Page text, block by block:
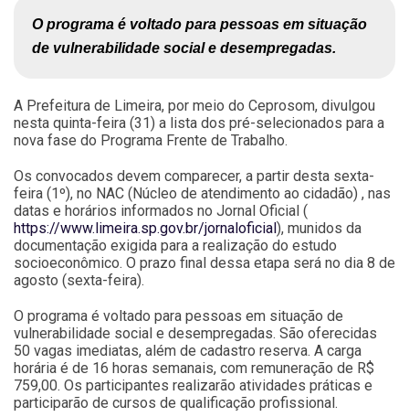
O programa é voltado para pessoas em situação
de vulnerabilidade social e desempregadas.
A Prefeitura de Limeira, por meio do Ceprosom, divulgou
nesta quinta-feira (31) a lista dos pré-selecionados para a
nova fase do Programa Frente de Trabalho.
Os convocados devem comparecer, a partir desta sexta-
feira (1º), no NAC (Núcleo de atendimento ao cidadão) , nas
datas e horários informados no Jornal Oficial (
https://www.limeira.sp.gov.br/jornaloficial), munidos da
documentação exigida para a realização do estudo
socioeconômico. O prazo final dessa etapa será no dia 8 de
agosto (sexta-feira).
O programa é voltado para pessoas em situação de
vulnerabilidade social e desempregadas. São oferecidas
50 vagas imediatas, além de cadastro reserva. A carga
horária é de 16 horas semanais, com remuneração de R$
759,00. Os participantes realizarão atividades práticas e
participarão de cursos de qualificação profissional.